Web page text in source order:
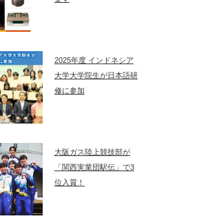
2025年度 インドネシア
大学大学院生が日本語研
修に参加
大阪ガス陸上競技部が
「関西実業団駅伝」で3
位入賞！